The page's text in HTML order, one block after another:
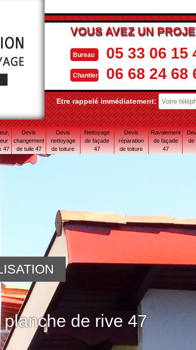
VOUS AVEZ UN
Bureau 05 33 06 15
Chantier 06 68 24 68
Etre rappelé immédiatement:
47
Devis
changement
de tuile 47
Devis
nettoyage
de toiture
Nettoyage
de façade
47
Devis
réparation
de toiture
Ravalement
de façade
47
de
de rive 47